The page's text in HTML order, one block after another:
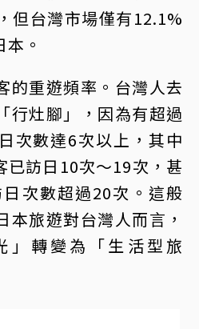
但台灣市場僅有12.1%
。
的重遊頻率。台灣人去
行灶腳」，因為有超過
次數達6次以上，其中
已訪日10次～19次，甚
次數超過20次。這般
本旅遊對台灣人而言，
」轉變為「生活型旅